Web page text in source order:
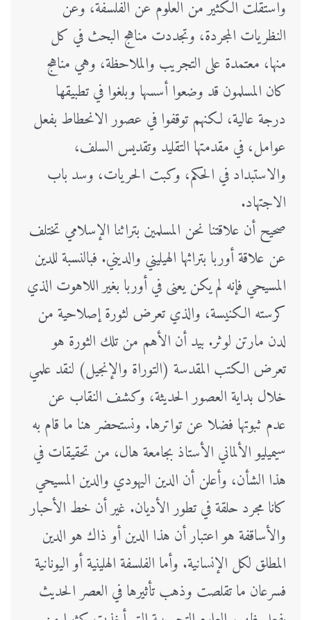
واستقلت الكثير من العلوم عن الفلسفة، وعن
النظريات المجردة، وتجددت مناهج البحث في كل
منها، معتمدة على التجريب والملاحظة، وهي مناهج
كان المسلمون قد وضعوا أسسها وبلغوا في تطبيقها
درجة عالية، لكنهم توقفوا في عصور الانحطاط بفعل
عوامل، في مقدمتها التقليد وتقديس السلف،
والاستبداد في الحكم، وكبت الحريات، وسد باب
الاجتهاد.
صحيح أن علاقتنا نحن المسلمين بتراثنا الإسلامي تختلف
عن علاقة أوربا بتراثها الهيليني والديني. فبالنسبة للدين
المسيحي فإنه لم يكن يعنى في أوربا بغير اللاهوت الذي
كرسته الكنيسة، والذي تعرض لثورة إصلاحية من
لدن مارتن لوثر. بيد أن الأهم من تلك الثورة هو
تعرض الكتب المقدسة (التوراة والإنجيل) لنقد علمي
خلال بداية العصور الحديثة، وكشف النقاب عن
عدم ثبوتها فضلا عن تواترها. ونستحضر هنا ما قام به
سيميليو الألماني الأستاذ بجامعة هال، من تحقيقات في
هذا الشأن، وأعلن أن الدين اليهودي والدين المسيحي
كانا مجرد حلقة في تطور الأديان. غير أن خط الأحبار
والأساقفة هو اعتبار أن هذا الدين أو ذاك هو الدين
المطلق لكل الإنسانية. وأما الفلسفة الهلينية أو اليونانية
فسرعان ما تقلصت وذهب تأثيرها في العصر الحديث